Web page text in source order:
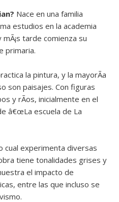
Nace en una familia
estudios en la academia
tarde comienza su
primaria.
la pintura, y la mayorÃ­a
son paisajes. Con figuras
y rÃ­os, inicialmente en el
â€œLa escuela de La
cual experimenta diversas
tiene tonalidades grises y
el impacto de
entre las que incluso se